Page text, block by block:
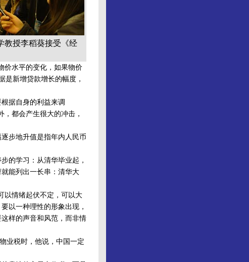
授李稻葵接受《经
价水平的变化，如果物价
是新增贷款增长的幅度，
据自身的利益来调
都会产生很大的冲击，
步地升值是指年内人民币
的学习：从清华毕业起，
能列出一长串：清华大
情绪起伏不定，可以大
以一种理性的形象出现，
样的声音和风范，而非情
业税时，他说，中国一定